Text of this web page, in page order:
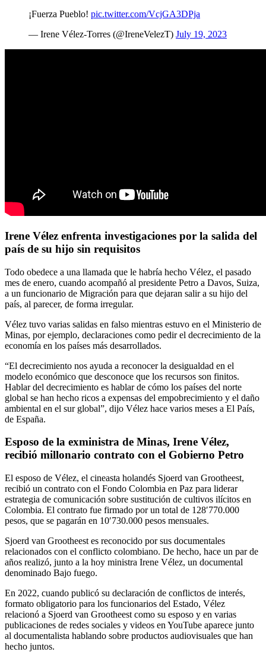
¡Fuerza Pueblo! pic.twitter.com/VcjGA3DPja
— Irene Vélez-Torres (@IreneVelezT) July 19, 2023
Irene Vélez enfrenta investigaciones por la salida del
país de su hijo sin requisitos
Todo obedece a una llamada que le habría hecho Vélez, el pasado
mes de enero, cuando acompañó al presidente Petro a Davos, Suiza,
a un funcionario de Migración para que dejaran salir a su hijo del
país, al parecer, de forma irregular.
Vélez tuvo varias salidas en falso mientras estuvo en el Ministerio de
Minas, por ejemplo, declaraciones como pedir el decrecimiento de la
economía en los países más desarrollados.
“El decrecimiento nos ayuda a reconocer la desigualdad en el
modelo económico que desconoce que los recursos son finitos.
Hablar del decrecimiento es hablar de cómo los países del norte
global se han hecho ricos a expensas del empobrecimiento y el daño
ambiental en el sur global”, dijo Vélez hace varios meses a El País,
de España.
Esposo de la exministra de Minas, Irene Vélez,
recibió millonario contrato con el Gobierno Petro
El esposo de Vélez, el cineasta holandés Sjoerd van Grootheest,
recibió un contrato con el Fondo Colombia en Paz para liderar
estrategia de comunicación sobre sustitución de cultivos ilícitos en
Colombia. El contrato fue firmado por un total de 128′770.000
pesos, que se pagarán en 10′730.000 pesos mensuales.
Sjoerd van Grootheest es reconocido por sus documentales
relacionados con el conflicto colombiano. De hecho, hace un par de
años realizó, junto a la hoy ministra Irene Vélez, un documental
denominado Bajo fuego.
En 2022, cuando publicó su declaración de conflictos de interés,
formato obligatorio para los funcionarios del Estado, Vélez
relacionó a Sjoerd van Grootheest como su esposo y en varias
publicaciones de redes sociales y videos en YouTube aparece junto
al documentalista hablando sobre productos audiovisuales que han
hecho juntos.